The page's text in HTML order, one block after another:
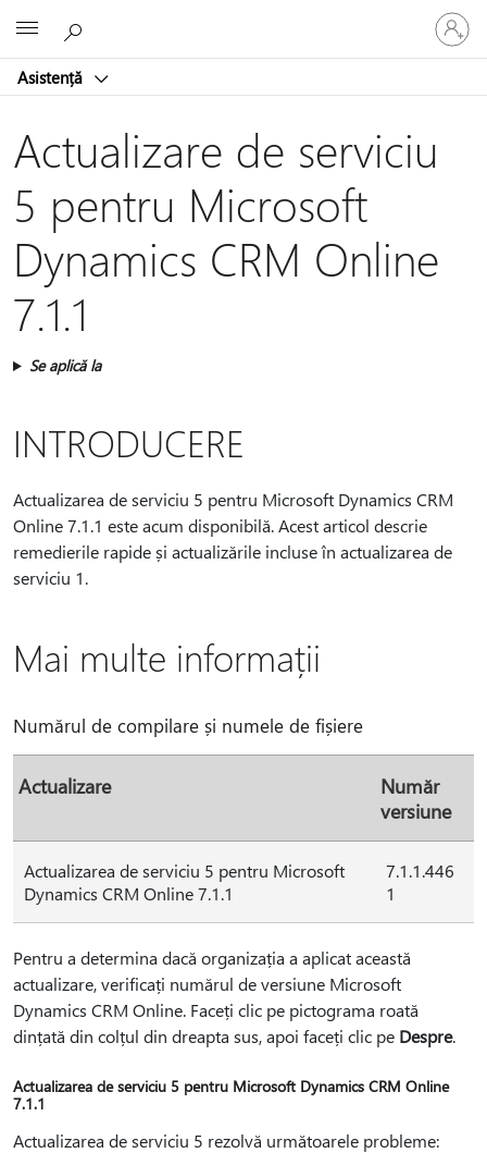
Asistență
vă
la
dvs.
Actualizare de serviciu
5 pentru Microsoft
Dynamics CRM Online
7.1.1
Se aplică la
INTRODUCERE
Actualizarea de serviciu 5 pentru Microsoft Dynamics CRM
Online 7.1.1 este acum disponibilă. Acest articol descrie
remedierile rapide și actualizările incluse în actualizarea de
serviciu 1.
Mai multe informații
Numărul de compilare și numele de fișiere
Actualizare
Număr
versiune
Actualizarea de serviciu 5 pentru Microsoft
Dynamics CRM Online 7.1.1
7.1.1.446
1
Pentru a determina dacă organizația a aplicat această
actualizare, verificați numărul de versiune Microsoft
Dynamics CRM Online. Faceți clic pe pictograma roată
dințată din colțul din dreapta sus, apoi faceți clic pe Despre.
Actualizarea de serviciu 5 pentru Microsoft Dynamics CRM Online
7.1.1
Actualizarea de serviciu 5 rezolvă următoarele probleme: